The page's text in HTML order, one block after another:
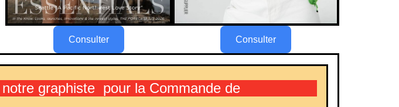
Consulter Consulter
graphiste pour la Commande de